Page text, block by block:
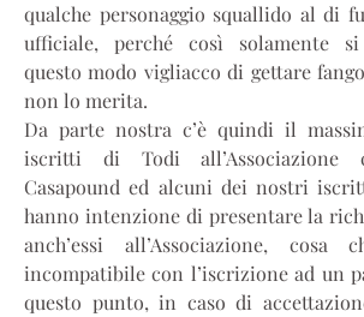
qualche personaggio squallido al di
ufficiale, perché così solamente si
questo modo vigliacco di gettare
non lo merita.
Da parte nostra c’è quindi il
iscritti di Todi all’Associazione
Casapound ed alcuni dei nostri
hanno intenzione di presentare la
anch’essi all’Associazione, cosa
incompatibile con l’iscrizione ad un
questo punto, in caso di